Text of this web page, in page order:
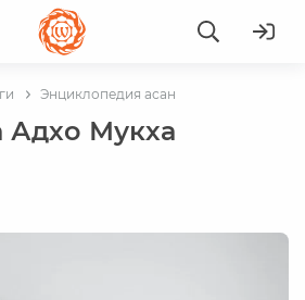
Энциклопедия асан
Адхо Мукха